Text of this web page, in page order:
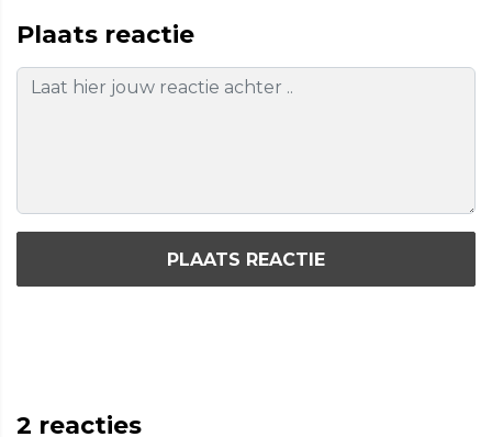
Plaats reactie
PLAATS REACTIE
2 reacties